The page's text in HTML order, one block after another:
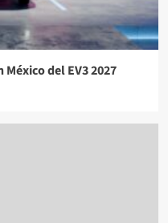
del EV3 2027